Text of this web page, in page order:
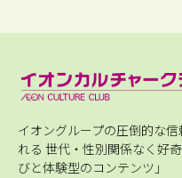
イオングループの圧倒的な
れる 世代・性別関係なく好
びと体験型のコンテンツ」